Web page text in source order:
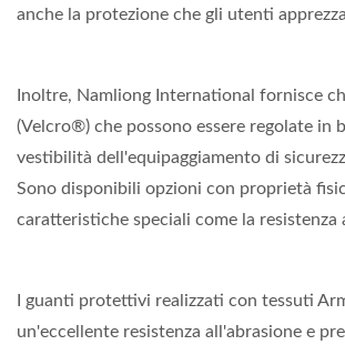
anche la protezione che gli utenti
Inoltre, Namliong International fornisce
(Velcro®) che possono essere regolate in
vestibilità dell'equipaggiamento di
Sono disponibili opzioni con proprietà
caratteristiche speciali come la resistenza
I guanti protettivi realizzati con tessuti
un'eccellente resistenza all'abrasione e